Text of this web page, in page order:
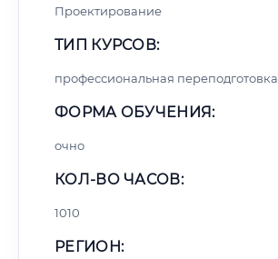
Проектирование
ТИП КУРСОВ:
профессиональная переподготовка
ФОРМА ОБУЧЕНИЯ:
очно
КОЛ-ВО ЧАСОВ:
1010
РЕГИОН: